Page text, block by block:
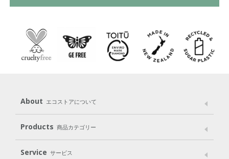
About エコストアについて
メッセージ ブランドストーリー
パッケージへのこだわり
動物実験をしない
Products 商品カテゴリー
Laundry
Service サービス